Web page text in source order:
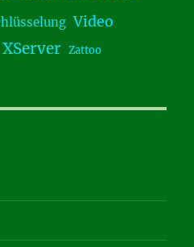
Video
XServer Zattoo